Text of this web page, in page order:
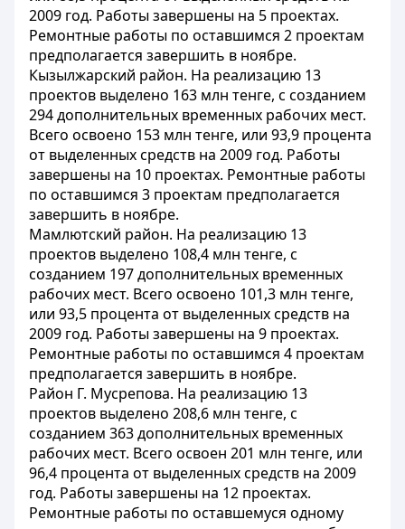
2009 год. Работы завершены на 5 проектах.
Ремонтные работы по оставшимся 2 проектам
предполагается завершить в ноябре.
Кызылжарский район. На реализацию 13
проектов выделено 163 млн тенге, с созданием
294 дополнительных временных рабочих мест.
Всего освоено 153 млн тенге, или 93,9 процента
от выделенных средств на 2009 год. Работы
завершены на 10 проектах. Ремонтные работы
по оставшимся 3 проектам предполагается
завершить в ноябре.
Мамлютский район. На реализацию 13
проектов выделено 108,4 млн тенге, с
созданием 197 дополнительных временных
рабочих мест. Всего освоено 101,3 млн тенге,
или 93,5 процента от выделенных средств на
2009 год. Работы завершены на 9 проектах.
Ремонтные работы по оставшимся 4 проектам
предполагается завершить в ноябре.
Район Г. Мусрепова. На реализацию 13
проектов выделено 208,6 млн тенге, с
созданием 363 дополнительных временных
рабочих мест. Всего освоен 201 млн тенге, или
96,4 процента от выделенных средств на 2009
год. Работы завершены на 12 проектах.
Ремонтные работы по оставшемуся одному